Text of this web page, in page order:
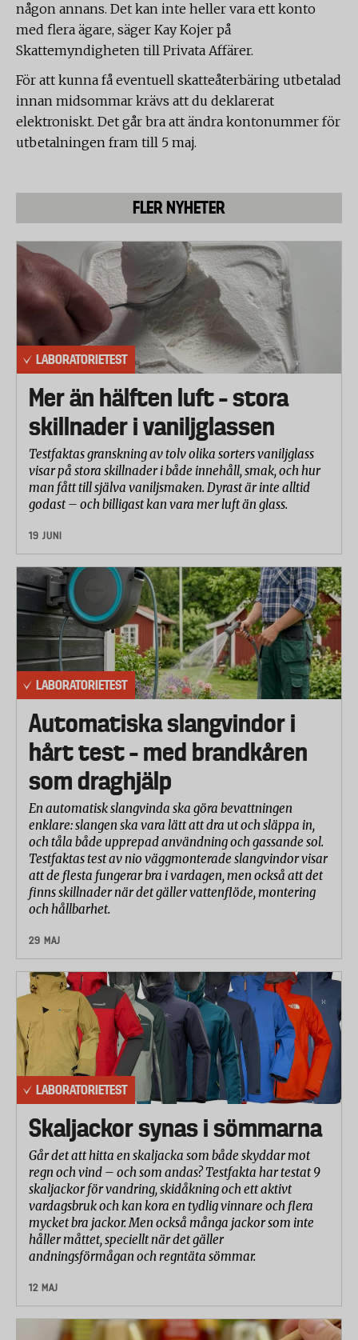
någon annans. Det kan inte heller vara ett konto
med flera ägare, säger Kay Kojer på
Skattemyndigheten till Privata Affärer.
För att kunna få eventuell skatteåterbäring utbetalad
innan midsommar krävs att du deklarerat
elektroniskt. Det går bra att ändra kontonummer för
utbetalningen fram till 5 maj.
FLER NYHETER
LABORATORIETEST
Mer än hälften luft – stora
skillnader i vaniljglassen
Testfaktas granskning av tolv olika sorters vaniljglass
visar på stora skillnader i både innehåll, smak, och hur
man fått till själva vaniljsmaken. Dyrast är inte alltid
godast – och billigast kan vara mer luft än glass.
19 JUNI
LABORATORIETEST
Automatiska slangvindor i
hårt test – med brandkåren
som draghjälp
En automatisk slangvinda ska göra bevattningen
enklare: slangen ska vara lätt att dra ut och släppa in,
och tåla både upprepad användning och gassande sol.
Testfaktas test av nio väggmonterade slangvindor visar
att de flesta fungerar bra i vardagen, men också att det
finns skillnader när det gäller vattenflöde, montering
och hållbarhet.
29 MAJ
LABORATORIETEST
Skaljackor synas i sömmarna
Går det att hitta en skaljacka som både skyddar mot
regn och vind – och som andas? Testfakta har testat 9
skaljackor för vandring, skidåkning och ett aktivt
vardagsbruk och kan kora en tydlig vinnare och flera
mycket bra jackor. Men också många jackor som inte
håller måttet, speciellt när det gäller
andningsförmågan och regntäta sömmar.
12 MAJ